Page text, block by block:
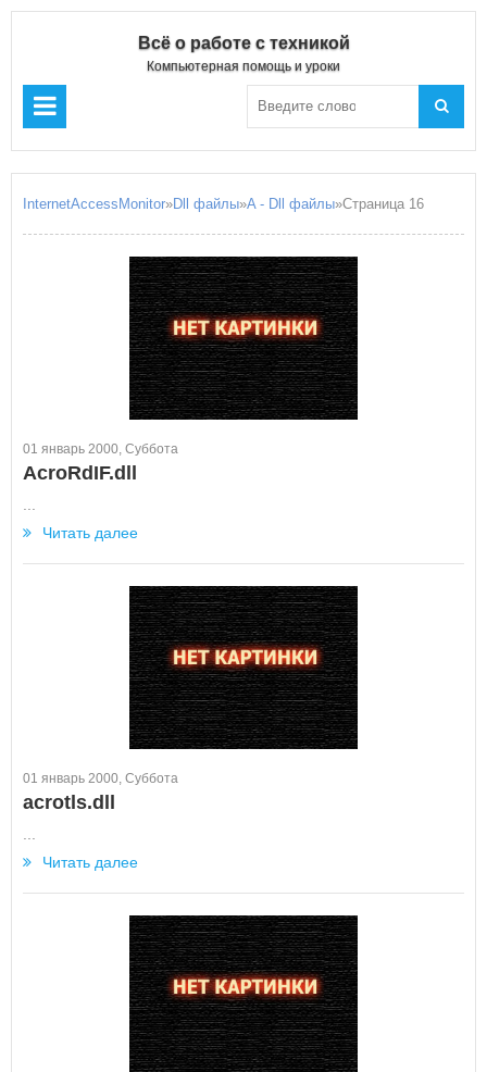
Всё о работе с техникой
Компьютерная помощь и уроки
InternetAccessMonitor»Dll файлы»A - Dll файлы»Страница 16
01 январь 2000, Суббота
AcroRdIF.dll
Читать далее
01 январь 2000, Суббота
acrotls.dll
Читать далее